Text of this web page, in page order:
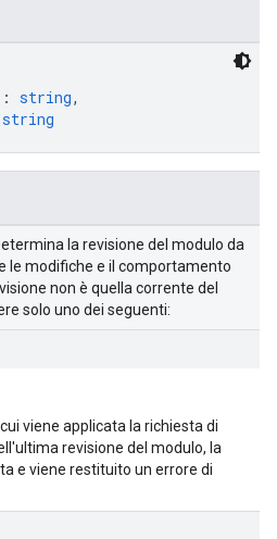
: string,
string
la revisione del modulo da
le modifiche e il comportamento
non è quella corrente del
solo uno dei seguenti:
viene applicata la richiesta di
revisione del modulo, la
e viene restituito un errore di